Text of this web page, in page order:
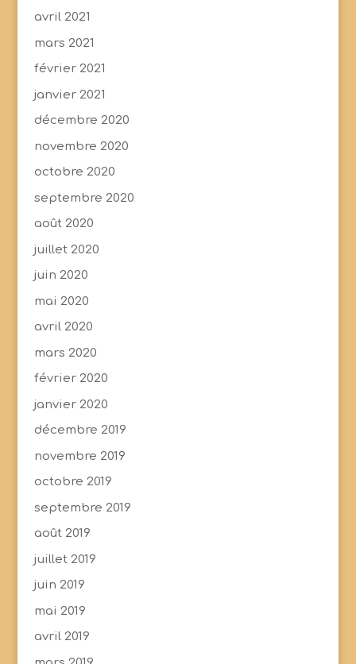
avril 2021
mars 2021
février 2021
janvier 2021
décembre 2020
novembre 2020
octobre 2020
septembre 2020
août 2020
juillet 2020
juin 2020
mai 2020
avril 2020
mars 2020
février 2020
janvier 2020
décembre 2019
novembre 2019
octobre 2019
septembre 2019
août 2019
juillet 2019
juin 2019
mai 2019
avril 2019